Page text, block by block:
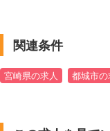
関連条件
宮崎県の求人 都城市の